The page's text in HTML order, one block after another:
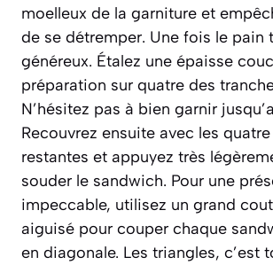
moelleux de la garniture et
de se détremper. Une fois le pain
généreux. Étalez une épaisse
préparation sur quatre des
N’hésitez pas à bien garnir
Recouvrez ensuite avec les
restantes et appuyez très
souder le sandwich. Pour une
impeccable, utilisez un grand
aiguisé pour couper chaque
en diagonale. Les triangles, c’est